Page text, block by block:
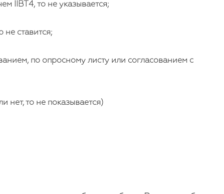
IIBT4, то не указывается;
ставится;
по опросному листу или согласованием с
нет, то не показывается)